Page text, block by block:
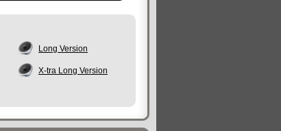
Long Version
X-tra Long Version